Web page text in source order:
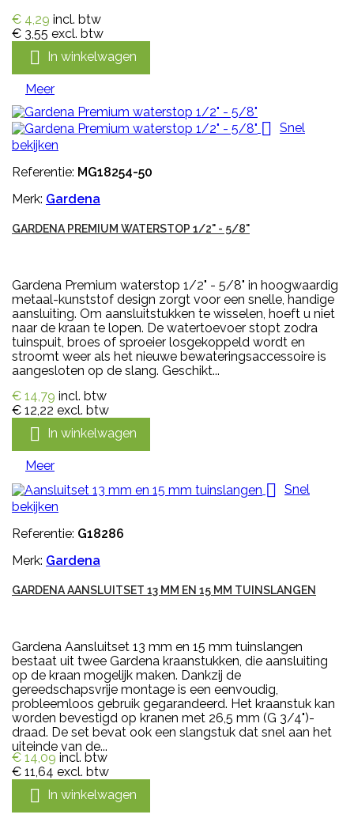
€ 4,29 incl. btw
€ 3,55 excl. btw
 In winkelwagen
Meer
 Snel
bekijken
Referentie: MG18254-50
Merk: Gardena
GARDENA PREMIUM WATERSTOP 1/2" - 5/8"
Gardena Premium waterstop 1/2" - 5/8" in hoogwaardig
metaal-kunststof design zorgt voor een snelle, handige
aansluiting. Om aansluitstukken te wisselen, hoeft u niet
naar de kraan te lopen. De watertoevoer stopt zodra
tuinspuit, broes of sproeier losgekoppeld wordt en
stroomt weer als het nieuwe bewateringsaccessoire is
aangesloten op de slang. Geschikt...
€ 14,79 incl. btw
€ 12,22 excl. btw
 In winkelwagen
Meer
 Snel
bekijken
Referentie: G18286
Merk: Gardena
GARDENA AANSLUITSET 13 MM EN 15 MM TUINSLANGEN
Gardena Aansluitset 13 mm en 15 mm tuinslangen
bestaat uit twee Gardena kraanstukken, die aansluiting
op de kraan mogelijk maken. Dankzij de
gereedschapsvrije montage is een eenvoudig,
probleemloos gebruik gegarandeerd. Het kraanstuk kan
worden bevestigd op kranen met 26,5 mm (G 3/4")-
draad. De set bevat ook een slangstuk dat snel aan het
uiteinde van de...
€ 14,09 incl. btw
€ 11,64 excl. btw
 In winkelwagen